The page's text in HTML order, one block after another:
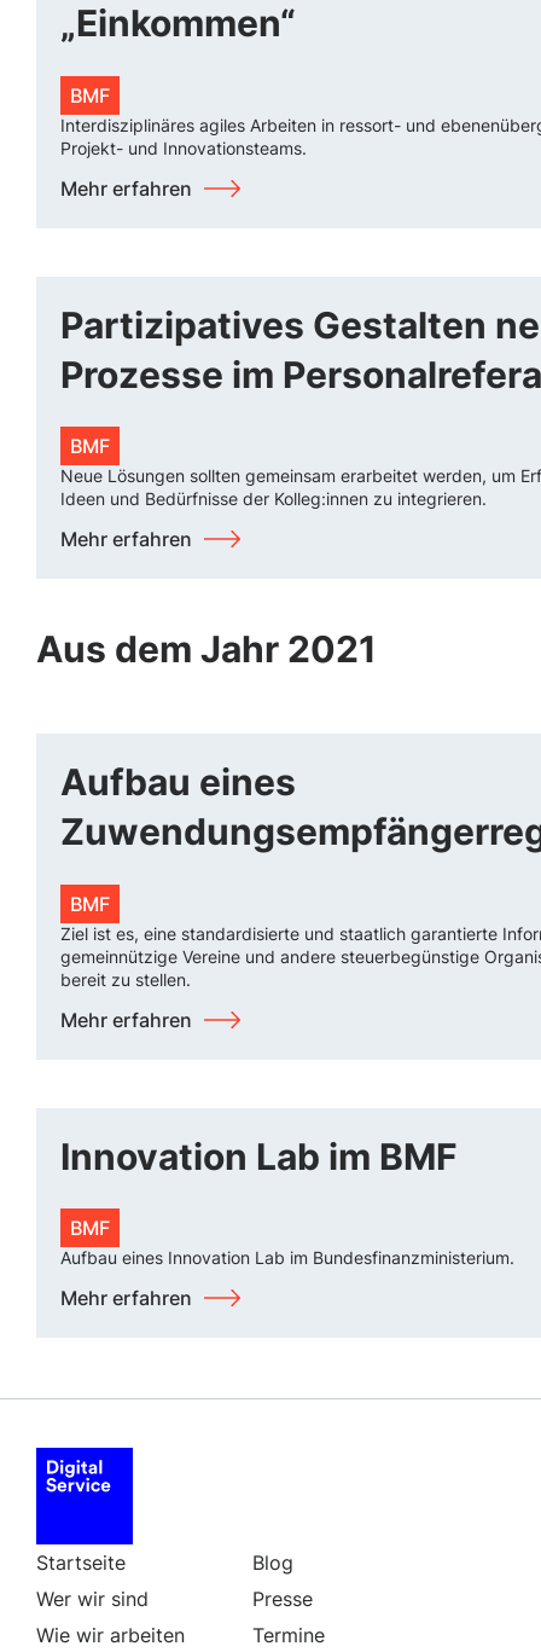
„Einkommen“
BMF
Interdisziplinäres agiles Arbeiten in ressort- und
Projekt- und Innovationsteams.
Mehr erfahren
Partizipatives Gestalten
Prozesse im
BMF
Neue Lösungen sollten gemeinsam erarbeitet werden, um
Ideen und Bedürfnisse der Kolleg:innen zu integrieren.
Mehr erfahren
Aus dem Jahr 2021
Aufbau eines
BMF
Ziel ist es, eine standardisierte und staatlich garantierte
gemeinnützige Vereine und andere steuerbegünstige
bereit zu stellen.
Mehr erfahren
Innovation Lab im BMF
BMF
Aufbau eines Innovation Lab im Bundesfinanzministerium.
Mehr erfahren
Startseite
Wer wir sind
Wie wir arbeiten
Blog
Presse
Termine